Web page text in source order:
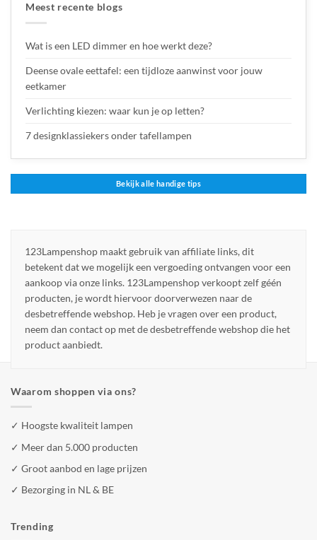
Meest recente blogs
Wat is een LED dimmer en hoe werkt deze?
Deense ovale eettafel: een tijdloze aanwinst voor jouw
eetkamer
Verlichting kiezen: waar kun je op letten?
7 designklassiekers onder tafellampen
Bekijk alle handige tips
123Lampenshop maakt gebruik van affiliate links, dit
betekent dat we mogelijk een vergoeding ontvangen voor een
aankoop via onze links. 123Lampenshop verkoopt zelf géén
producten, je wordt hiervoor doorverwezen naar de
desbetreffende webshop. Heb je vragen over een product,
neem dan contact op met de desbetreffende webshop die het
product aanbiedt.
Waarom shoppen via ons?
✓ Hoogste kwaliteit lampen
✓ Meer dan 5.000 producten
✓ Groot aanbod en lage prijzen
✓ Bezorging in NL & BE
Trending